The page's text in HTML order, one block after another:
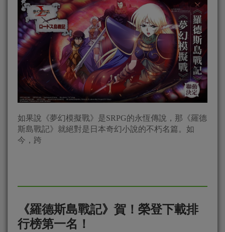
如果說《夢幻模擬戰》是SRPG的永恆傳說，那《羅德
斯島戰記》就絕對是日本奇幻小說的不朽名篇。如
今，跨
《羅德斯島戰記》賀！榮登下載排
行榜第一名！